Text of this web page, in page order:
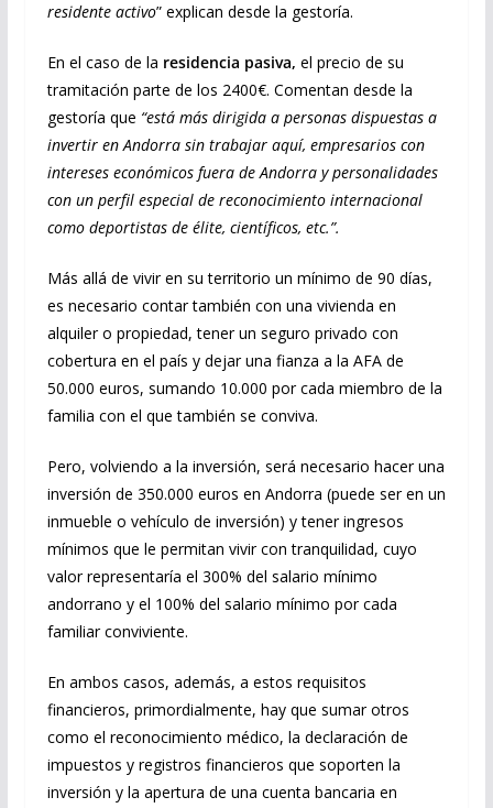
residente activo” explican desde la gestoría.
En el caso de la residencia pasiva, el precio de su
tramitación parte de los 2400€. Comentan desde la
gestoría que “está más dirigida a personas dispuestas a
invertir en Andorra sin trabajar aquí, empresarios con
intereses económicos fuera de Andorra y personalidades
con un perfil especial de reconocimiento internacional
como deportistas de élite, científicos, etc.”.
Más allá de vivir en su territorio un mínimo de 90 días,
es necesario contar también con una vivienda en
alquiler o propiedad, tener un seguro privado con
cobertura en el país y dejar una fianza a la AFA de
50.000 euros, sumando 10.000 por cada miembro de la
familia con el que también se conviva.
Pero, volviendo a la inversión, será necesario hacer una
inversión de 350.000 euros en Andorra (puede ser en un
inmueble o vehículo de inversión) y tener ingresos
mínimos que le permitan vivir con tranquilidad, cuyo
valor representaría el 300% del salario mínimo
andorrano y el 100% del salario mínimo por cada
familiar conviviente.
En ambos casos, además, a estos requisitos
financieros, primordialmente, hay que sumar otros
como el reconocimiento médico, la declaración de
impuestos y registros financieros que soporten la
inversión y la apertura de una cuenta bancaria en